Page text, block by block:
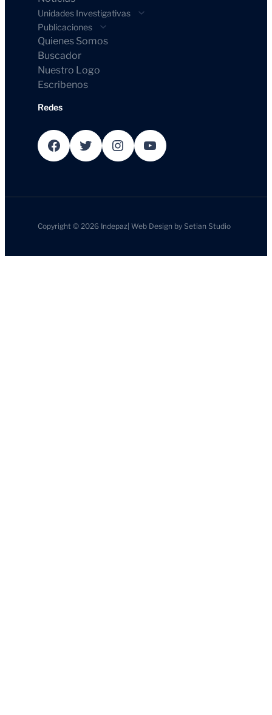
Unidades Investigativas
Publicaciones
Quienes Somos
Buscador
Nuestro Logo
Escribenos
Redes
Facebook Twitter Instagram YouTube
Copyright © 2026 Indepaz |Web Design bySetian Studio